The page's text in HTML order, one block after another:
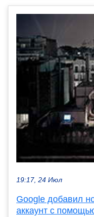
19:17, 24 Июл
Google добавил
аккаунт с